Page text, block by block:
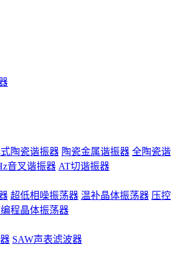
陶瓷谐振器 陶瓷金属谐振器 全陶瓷谐
音叉谐振器 AT切谐振器
超低相噪振荡器 温补晶体振荡器 压控
程晶体振荡器
SAW声表滤波器